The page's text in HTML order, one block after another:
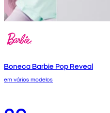
Boneca Barbie Pop Reveal
em vários modelos